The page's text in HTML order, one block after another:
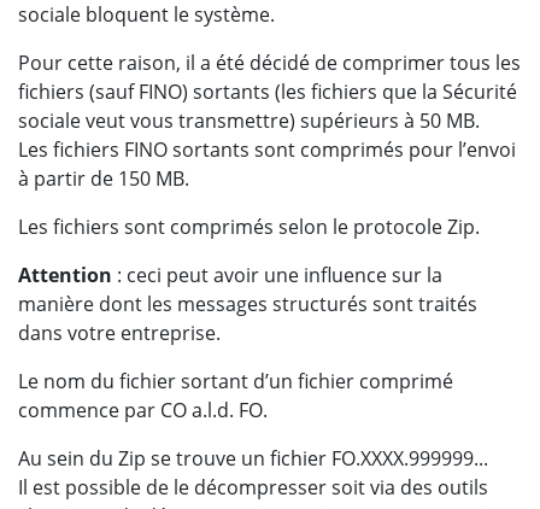
sociale bloquent le système.
Pour cette raison, il a été décidé de comprimer tous les
fichiers (sauf FINO) sortants (les fichiers que la Sécurité
sociale veut vous transmettre) supérieurs à 50 MB.
Les fichiers FINO sortants sont comprimés pour l’envoi
à partir de 150 MB.
Les fichiers sont comprimés selon le protocole Zip.
Attention : ceci peut avoir une influence sur la
manière dont les messages structurés sont traités
dans votre entreprise.
Le nom du fichier sortant d’un fichier comprimé
commence par CO a.l.d. FO.
Au sein du Zip se trouve un fichier FO.XXXX.999999...
Il est possible de le décompresser soit via des outils